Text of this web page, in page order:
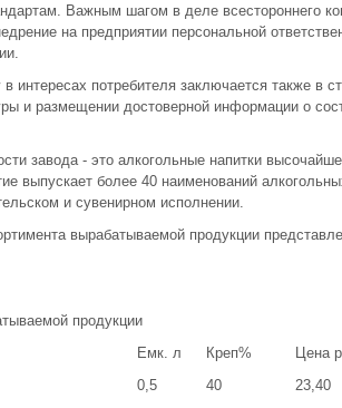
Важным шагом в деле всестороннего
на предприятии персональной
интересах потребителя заключается также в
и размещении достоверной информации о
завода - это алкогольные напитки
выпускает более 40 наименований
и сувенирном исполнении.
вырабатываемой продукции
продукции
Емк. л Креп%
Цена
0,5 40
23,40